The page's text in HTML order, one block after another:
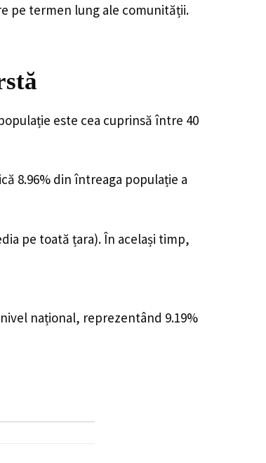
pe termen lung ale comunității.
este cea cuprinsă între 40
8.96% din întreaga populație a
pe toată țara). În același timp,
național, reprezentând 9.19%